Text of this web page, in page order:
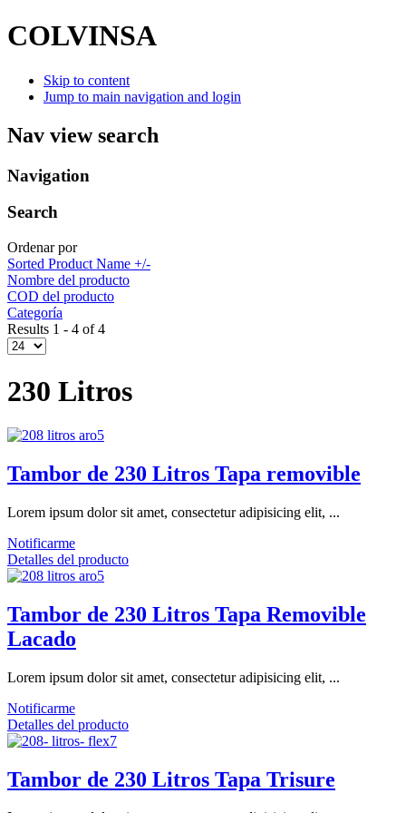
COLVINSA
Skip to content
Jump to main navigation and login
Nav view search
Navigation
Search
Ordenar por
Sorted Product Name +/-
Nombre del producto
COD del producto
Categoría
Results 1 - 4 of 4
230 Litros
Tambor de 230 Litros Tapa removible
Lorem ipsum dolor sit amet, consectetur adipisicing elit, ...
Notificarme
Detalles del producto
Tambor de 230 Litros Tapa Removible
Lacado
Lorem ipsum dolor sit amet, consectetur adipisicing elit, ...
Notificarme
Detalles del producto
Tambor de 230 Litros Tapa Trisure